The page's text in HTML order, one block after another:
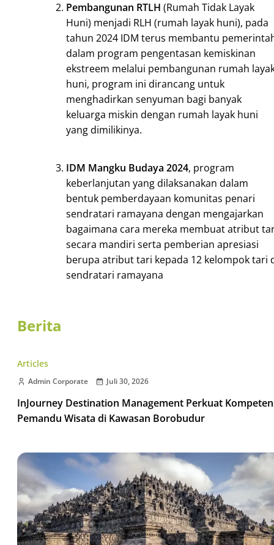
Pembangunan RTLH (Rumah Tidak Layak
Huni) menjadi RLH (rumah layak huni), pada
tahun 2024 IDM terus membantu
dalam program pengentasan kemiskinan
ekstreem melalui pembangunan rumah
huni, program ini dirancang untuk
menghadirkan senyuman bagi banyak
keluarga miskin dengan rumah layak huni
yang dimilikinya.
IDM Mangku Budaya 2024, program
keberlanjutan yang dilaksanakan dalam
bentuk pemberdayaan komunitas penari
sendratari ramayana dengan mengajarkan
bagaimana cara mereka membuat atribut
secara mandiri serta pemberian apresiasi
berupa atribut tari kepada 12 kelompok tari
sendratari ramayana
Berita
Articles
Admin Corporate Juli 30, 2026
InJourney Destination Management Perkuat
Pemandu Wisata di Kawasan Borobudur